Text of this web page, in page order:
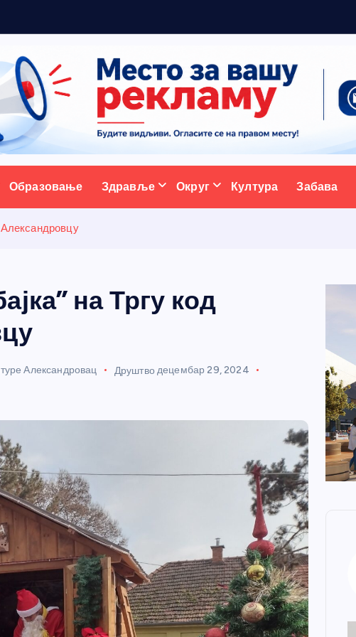
портал
Образовање Здравље Округ Култура Забава
на Тргу код
Александровац Друштво децембар 29, 2024